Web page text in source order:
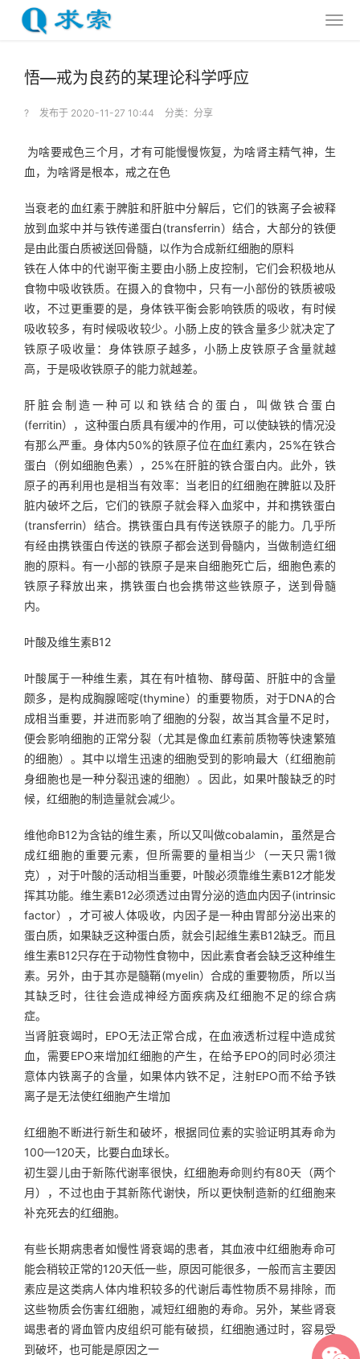
悟—戒为良药的某理论科学呼应
? 发布于 2020-11-27 10:44 分类： 分享
为啥要戒色三个月，才有可能慢慢恢复，为啥肾主精气神，生
血，为啥肾是根本，戒之在色
当衰老的血红素于脾脏和肝脏中分解后，它们的铁离子会被释
放到血浆中并与铁传递蛋白(transferrin）结合，大部分的铁便
是由此蛋白质被送回骨髓，以作为合成新红细胞的原料
铁在人体中的代谢平衡主要由小肠上皮控制，它们会积极地从
食物中吸收铁质。在摄入的食物中，只有一小部份的铁质被吸
收，不过更重要的是，身体铁平衡会影响铁质的吸收，有时候
吸收较多，有时候吸收较少。小肠上皮的铁含量多少就决定了
铁原子吸收量：身体铁原子越多，小肠上皮铁原子含量就越
高，于是吸收铁原子的能力就越差。
肝脏会制造一种可以和铁结合的蛋白，叫做铁合蛋白
(ferritin），这种蛋白质具有缓冲的作用，可以使缺铁的情况没
有那么严重。身体内50%的铁原子位在血红素内，25%在铁合
蛋白（例如细胞色素），25%在肝脏的铁合蛋白内。此外，铁
原子的再利用也是相当有效率：当老旧的红细胞在脾脏以及肝
脏内破坏之后，它们的铁原子就会释入血浆中，并和携铁蛋白
(transferrin）结合。携铁蛋白具有传送铁原子的能力。几乎所
有经由携铁蛋白传送的铁原子都会送到骨髓内，当做制造红细
胞的原料。有一小部的铁原子是来自细胞死亡后，细胞色素的
铁原子释放出来，携铁蛋白也会携带这些铁原子，送到骨髓
内。
叶酸及维生素B12
叶酸属于一种维生素，其在有叶植物、酵母菌、肝脏中的含量
颇多，是构成胸腺嘧啶(thymine）的重要物质，对于DNA的合
成相当重要，并进而影响了细胞的分裂，故当其含量不足时，
便会影响细胞的正常分裂（尤其是像血红素前质物等快速繁殖
的细胞）。其中以增生迅速的细胞受到的影响最大（红细胞前
身细胞也是一种分裂迅速的细胞）。因此，如果叶酸缺乏的时
候，红细胞的制造量就会减少。
维他命B12为含钴的维生素，所以又叫做cobalamin，虽然是合
成红细胞的重要元素，但所需要的量相当少（一天只需1微
克），对于叶酸的活动相当重要，叶酸必须靠维生素B12才能发
挥其功能。维生素B12必须透过由胃分泌的造血内因子(intrinsic
factor），才可被人体吸收，内因子是一种由胃部分泌出来的
蛋白质，如果缺乏这种蛋白质，就会引起维生素B12缺乏。而且
维生素B12只存在于动物性食物中，因此素食者会缺乏这种维生
素。另外，由于其亦是髓鞘(myelin）合成的重要物质，所以当
其缺乏时，往往会造成神经方面疾病及红细胞不足的综合病
症。
当肾脏衰竭时，EPO无法正常合成，在血液透析过程中造成贫
血，需要EPO来增加红细胞的产生，在给予EPO的同时必须注
意体内铁离子的含量，如果体内铁不足，注射EPO而不给予铁
离子是无法使红细胞产生增加
红细胞不断进行新生和破坏，根据同位素的实验证明其寿命为
100—120天，比要白血球长。
初生婴儿由于新陈代谢率很快，红细胞寿命则约有80天（两个
月），不过也由于其新陈代谢快，所以更快制造新的红细胞来
补充死去的红细胞。
有些长期病患者如慢性肾衰竭的患者，其血液中红细胞寿命可
能会稍较正常的120天低一些，原因可能很多，一般而言主要因
素应是这类病人体内堆积较多的代谢后毒性物质不易排除，而
这些物质会伤害红细胞，减短红细胞的寿命。另外，某些肾衰
竭患者的肾血管内皮组织可能有破损，红细胞通过时，容易受
到破坏，也可能是原因之一